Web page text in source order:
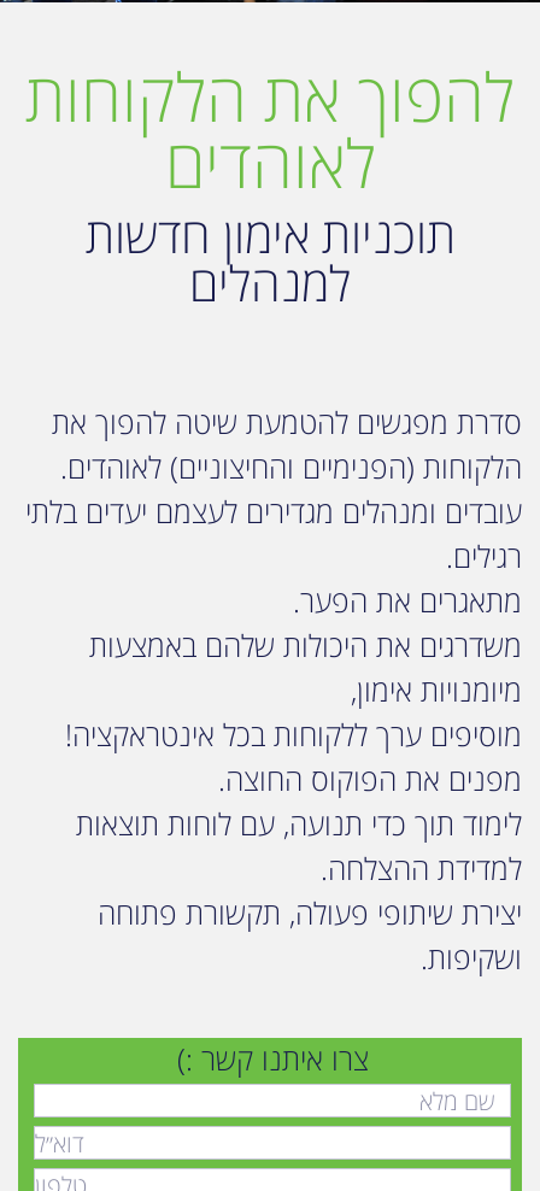
להפוך את הלקוחות
לאוהדים
תוכניות אימון חדשות
למנהלים
סדרת מפגשים להטמעת שיטה להפוך את
הלקוחות (הפנימיים והחיצוניים) לאוהדים.
עובדים ומנהלים מגדירים לעצמם יעדים בלתי
רגילים.
מתאגרים את הפער.
משדרגים את היכולות שלהם באמצעות
מיומנויות אימון,
מוסיפים ערך ללקוחות בכל אינטראקציה!
מפנים את הפוקוס החוצה.
לימוד תוך כדי תנועה, עם לוחות תוצאות
למדידת ההצלחה.
יצירת שיתופי פעולה, תקשורת פתוחה
ושקיפות.
צרו איתנו קשר :)